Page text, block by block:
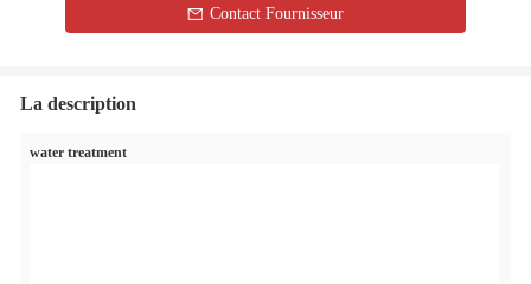
Contact Fournisseur
La description
water treatment